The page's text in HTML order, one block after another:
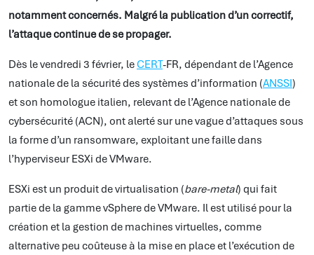
notamment concernés. Malgré la publication d’un correctif,
l’attaque continue de se propager.
Dès le vendredi 3 février, leCERT-FR, dépendant de l’Agence
nationale de la sécurité des systèmes d’information (ANSSI)
et son homologue italien, relevant de l’Agence nationale de
cybersécurité (ACN), ont alerté sur une vague d’attaques sous
la forme d’un ransomware, exploitant une faille dans
l’hyperviseur ESXi de VMware.
ESXi est un produit de virtualisation (bare-metal) qui fait
partie de la gamme vSphere de VMware. Il est utilisé pour la
création et la gestion de machines virtuelles, comme
alternative peu coûteuse à la mise en place et l’exécution de